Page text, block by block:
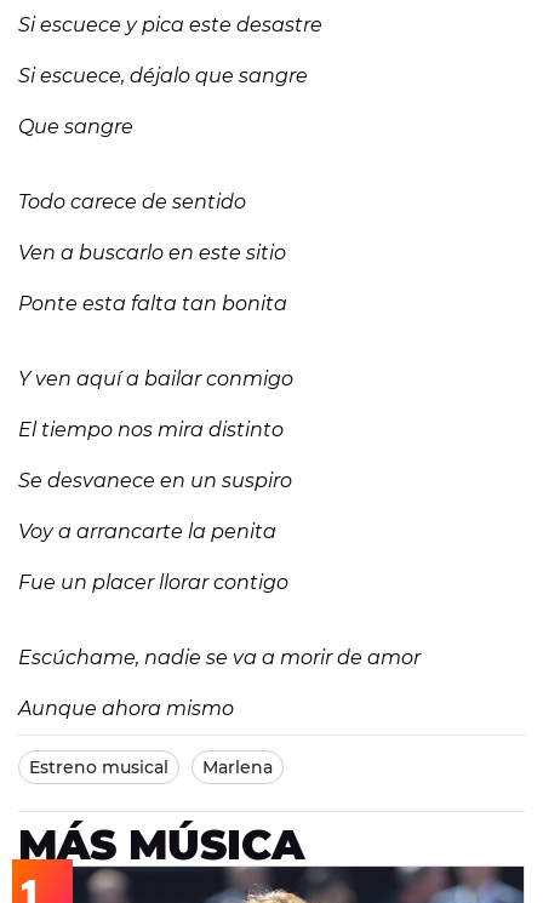
Si escuece y pica este desastre
Si escuece, déjalo que sangre
Que sangre
Todo carece de sentido
Ven a buscarlo en este sitio
Ponte esta falta tan bonita
Y ven aquí a bailar conmigo
El tiempo nos mira distinto
Se desvanece en un suspiro
Voy a arrancarte la penita
Fue un placer llorar contigo
Escúchame, nadie se va a morir de amor
Aunque ahora mismo
Estreno musical Marlena
MÁS MÚSICA